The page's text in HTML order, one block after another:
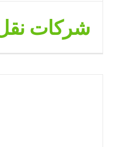
شركات